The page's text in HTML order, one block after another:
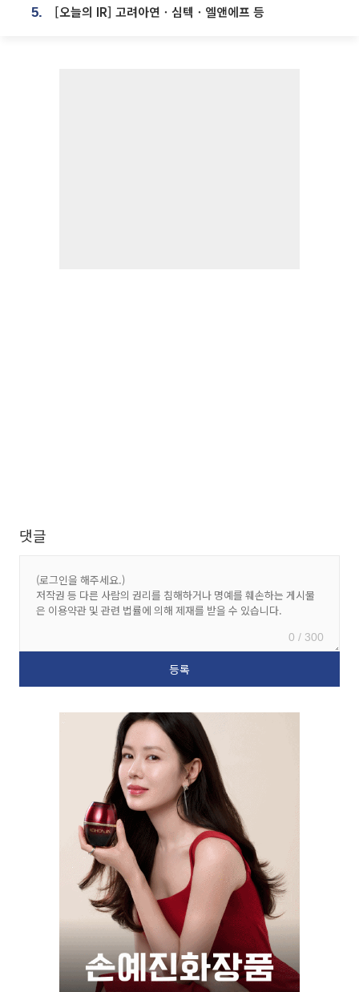
5. [오늘의 IR] 고려아연ㆍ심텍ㆍ엘앤에프 등
댓글
0 / 300